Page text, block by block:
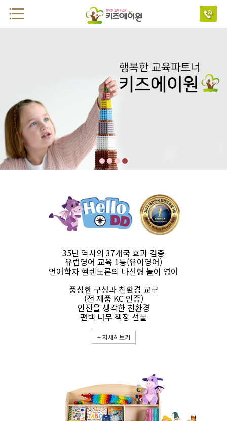
35년 역사의 37개국 효과 검증
유럽영어 교육 1등(유아영어)
언어학자 헬렌도론의 나선형 놀이 영어
풍성한 구성과 친환경 교구
(전 제품 KC 인증)
안전을 생각한 친환경
편백 나무 책장 선물
+자세히보기